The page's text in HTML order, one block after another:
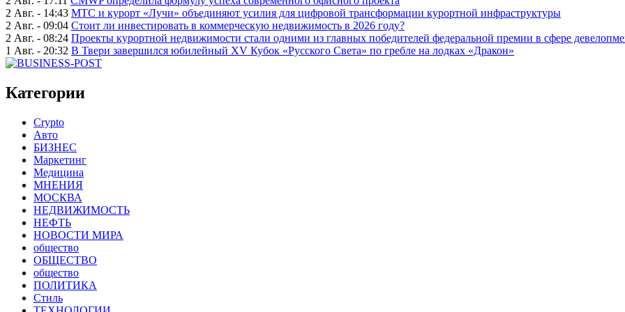
2 Авг. - 14:43 МТС и курорт «Лучи» объединяют усилия для цифровой трансформации курортной инфраструктуры
2 Авг. - 09:04 Стоит ли инвестировать в коммерческую недвижимость в 2026 году?
2 Авг. - 08:24 Проекты курортной недвижимости стали одними из главных победителей федеральной премии в сфере
1 Авг. - 20:32 В Твери завершился юбилейный XV Кубок «Русского Света» по гребле на лодках «Дракон»
Категории
Crypto
Авто
БИЗНЕС
Маркетинг
Медицина
МНЕНИЯ
МОСКВА
НЕДВИЖИМОСТЬ
НЕФТЬ
НОВОСТИ МИРА
общество
ОБЩЕСТВО
общество
ПОЛИТИКА
Стиль